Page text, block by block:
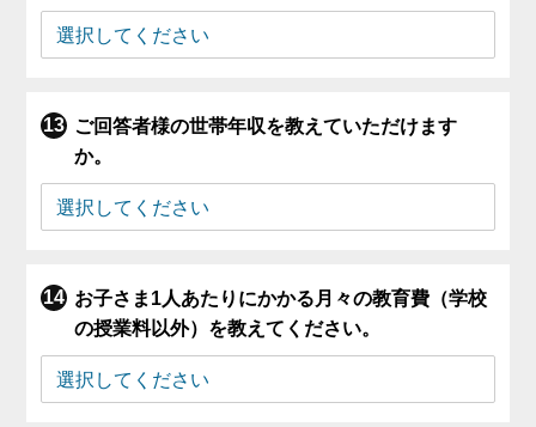
ご回答者様の世帯年収を教えていただけます
か。
お子さま1人あたりにかかる月々の教育費（学校
の授業料以外）を教えてください。